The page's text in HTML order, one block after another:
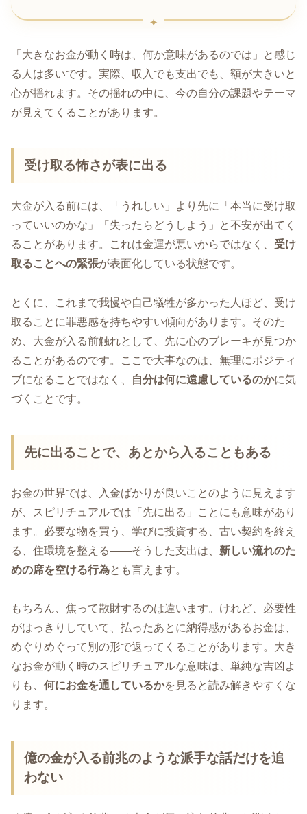
「大きなお金が動く時は、何か意味があるのでは」と感じ
る人は多いです。実際、収入でも支出でも、額が大きいと
心が揺れます。その揺れの中に、今の自分の課題やテーマ
が見えてくることがあります。
受け取る怖さが表に出る
大金が入る前には、「うれしい」より先に「本当に受け取
っていいのかな」「失ったらどうしよう」と不安が出てく
ることがあります。これは金運が悪いからではなく、 受け
取ることへの緊張が表面化している状態です。
とくに、これまで我慢や自己犠牲が多かった人ほど、受け
取ることに罪悪感を持ちやすい傾向があります。そのた
め、大金が入る前触れとして、先に心のブレーキが見つか
ることがあるのです。ここで大事なのは、無理にポジティ
ブになることではなく、
自分は何に遠慮しているのかに気
づくことです。
先に出ることで、あとから入ることもある
お金の世界では、入金ばかりが良いことのように見えます
が、スピリチュアルでは「先に出る」ことにも意味があり
ます。必要な物を買う、学びに投資する、古い契約を終え
る、住環境を整える――そうした支出は、 新しい流れのた
めの席を空ける行為とも言えます。
もちろん、焦って散財するのは違います。けれど、必要性
がはっきりしていて、払ったあとに納得感があるお金は、
めぐりめぐって別の形で返ってくることがあります。大き
なお金が動く時のスピリチュアルな意味は、単純な吉凶よ
りも、 何にお金を通しているかを見ると読み解きやすくな
ります。
億の金が入る前兆のような派手な話だけを追
わない